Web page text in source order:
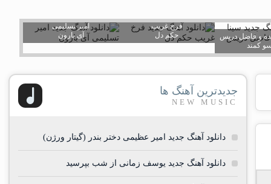
و فاضل دریس
کمند
فرخ غریب
حکم دل
امیر تسلیمی
آی بارون
جدیدترین آهنگ ها
NEW MUSIC
دانلود آهنگ جدید امیر عظیمی دختر بندر (گیتار ورژن)
دانلود آهنگ جدید یوسف زمانی از شب بپرسید